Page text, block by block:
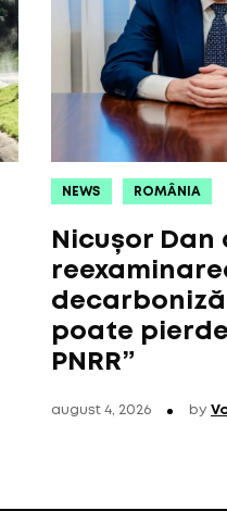
NEWS ROMÂNIA
Nicușor
poate
PNRR”
august 4, 2026 by